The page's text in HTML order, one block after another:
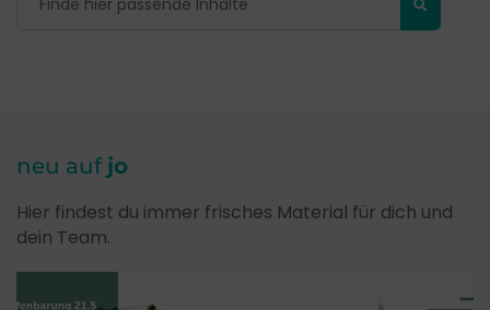
neu auf jo
Hier findest du immer frisches Material für dich und
dein Team.